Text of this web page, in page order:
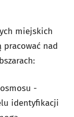
miejskich
pracować nad
-
identyfikacji